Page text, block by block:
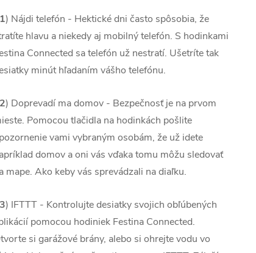
) Nájdi telefón - Hektické dni často spôsobia, že
hlavu a niekedy aj mobilný telefón. S hodinkami
Connected sa telefón už nestratí. Ušetríte tak
minút hľadaním vášho telefónu.
) Doprevadí ma domov - Bezpečnosť je na prvom
Pomocou tlačidla na hodinkách pošlite
vami vybraným osobám, že už idete
domov a oni vás vďaka tomu môžu sledovať
mape. Ako keby vás sprevádzali na diaľku.
) IFTTT - Kontrolujte desiatky svojich obľúbených
pomocou hodiniek Festina Connected.
si garážové brány, alebo si ohrejte vodu vo